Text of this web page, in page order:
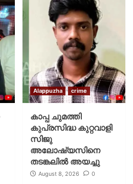
Alappuzha crime
കാപ്പ ചുമത്തി
കുപ്രസിദ്ധ കുറ്റവാളി
സിജു
അലോഷ്യസിനെ
തടങ്കലിൽ അയച്ചു
August 8, 2026 0